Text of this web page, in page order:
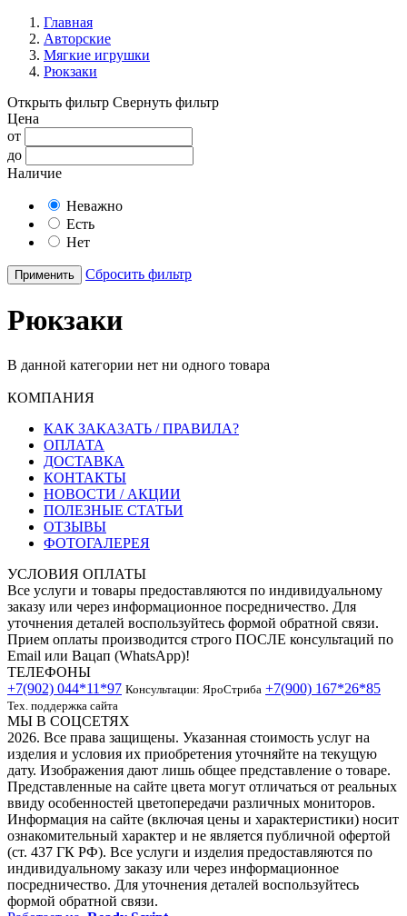
Главная
Авторские
Мягкие игрушки
Рюкзаки
Открыть фильтр Свернуть фильтр
Цена
от
до
Наличие
Неважно
Есть
Нет
Применить Сбросить фильтр
Рюкзаки
В данной категории нет ни одного товара
КОМПАНИЯ
КАК ЗАКАЗАТЬ / ПРАВИЛА?
ОПЛАТА
ДОСТАВКА
КОНТАКТЫ
НОВОСТИ / АКЦИИ
ПОЛЕЗНЫЕ СТАТЬИ
ОТЗЫВЫ
ФОТОГАЛЕРЕЯ
УСЛОВИЯ ОПЛАТЫ
Все услуги и товары предоставляются по индивидуальному
заказу или через информационное посредничество. Для
уточнения деталей воспользуйтесь формой обратной связи.
Прием оплаты производится строго ПОСЛЕ консультаций по
Email или Вацап (WhatsApp)!
ТЕЛЕФОНЫ
+7(902) 044*11*97 Консультации: ЯроСтриба +7(900) 167*26*85
Тех. поддержка сайта
МЫ В СОЦСЕТЯХ
2026. Все права защищены. Указанная стоимость услуг на
изделия и условия их приобретения уточняйте на текущую
дату. Изображения дают лишь общее представление о товаре.
Представленные на сайте цвета могут отличаться от реальных
ввиду особенностей цветопередачи различных мониторов.
Информация на сайте (включая цены и характеристики) носит
ознакомительный характер и не является публичной офертой
(ст. 437 ГК РФ). Все услуги и изделия предоставляются по
индивидуальному заказу или через информационное
посредничество. Для уточнения деталей воспользуйтесь
формой обратной связи.